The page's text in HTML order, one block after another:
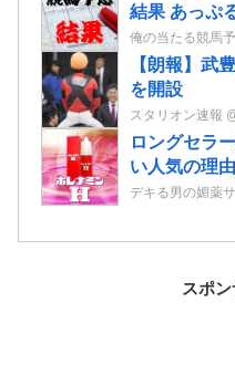
結果 あっぷ
俺の当たる競馬
【朗報】武
を開設
スタリオン速報
ロングセラ
い人気の理
持続力！
デキる男の媚薬
スポ